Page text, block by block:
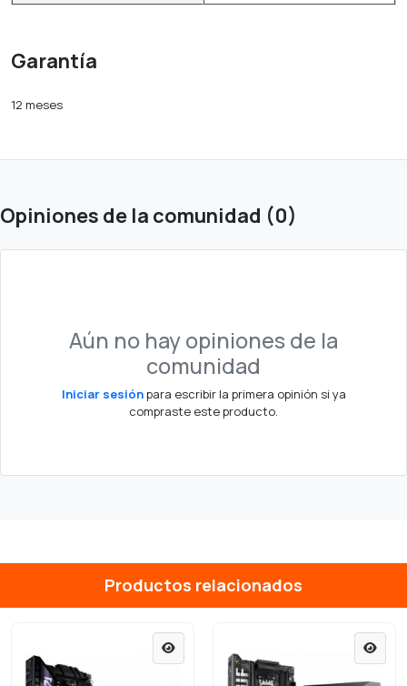
Garantía
12 meses
Opiniones de la comunidad (0)
Aún no hay opiniones de la
comunidad
Iniciar sesiónpara escribir la primera opinión si ya
compraste este producto.
Productos relacionados